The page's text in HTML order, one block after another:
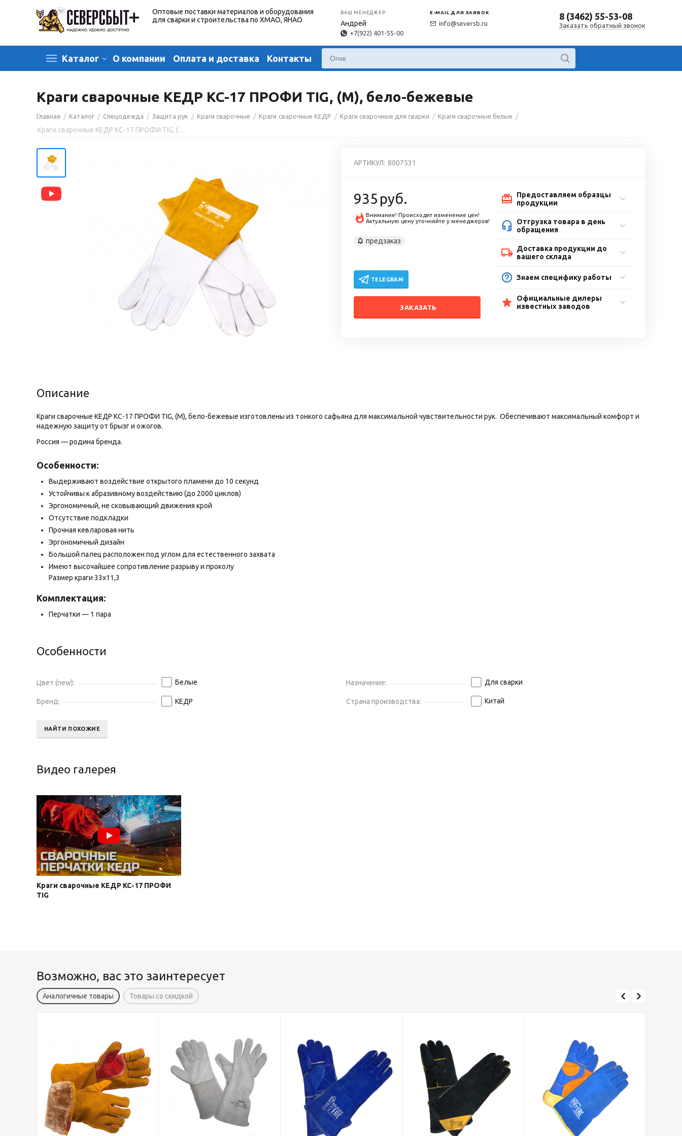
Оптовые поставки материалов и оборудования
для сварки и строительства по ХМАО, ЯНАО
ВАШ МЕНЕДЖЕР
Андрей
+7(922) 401-55-00
E-MAIL ДЛЯ ЗАЯВОК
info@seversb.ru
8 (3462) 55-53-08
Заказать обратный звонок
Каталог О компании Оплата и доставка Контакты
Краги сварочные КЕДР КС-17 ПРОФИ TIG, (M), бело-бежевые
Главная / Каталог / Спецодежда / Защита рук / Краги сварочные / Краги сварочные КЕДР / Краги сварочные для сварки / Краги сварочные белые /
Краги сварочные КЕДР КС-17 ПРОФИ TIG, (M), бело-бежевые
АРТИКУЛ: 8007531
935 руб.
Внимание! Происходит изменение цен!
Актуальную цену уточняйте у менеджеров!
предзаказ
TELEGRAM
ЗАКАЗАТЬ
Предоставляем образцы
продукции
Отгрузка товара в день
обращения
Доставка продукции до
вашего склада
Знаем специфику работы
Официальные дилеры
известных заводов
Описание
Краги сварочные КЕДP КС-17 ПРОФИ TIG, (М), бело-бежевые изготовлены из тонкого сафьяна для максимальной чувствительности рук. Обеспечивают максимальный комфорт и
надежную защиту от брызг и ожогов.
Россия — родина бренда.
Особенности:
Выдерживают воздействие открытого пламени до 10 секунд
Устойчивы к абразивному воздействию (до 2000 циклов)
Эргономичный, не сковывающий движения крой
Отсутствие подкладки
Прочная кевларовая нить
Эргономичный дизайн
Большой палец расположен под углом для естественного захвата
Имеют высочайшее сопротивление разрыву и проколу
Размер краги 33х11,3
Комплектация:
Перчатки — 1 пара
Особенности
Цвет (new): Белые
Бренд: КЕДР
Назначение: Для сварки
Страна производства: Китай
НАЙТИ ПОХОЖИЕ
Видео галерея
Краги сварочные КЕДР КС-17 ПРОФИ
TIG
Возможно, вас это заинтересует
Аналогичные товары Товары со скидкой